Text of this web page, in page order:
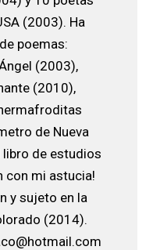
(2003). Ha
poemas:
(2003),
(2010),
de Nueva
libro de estudios
con mi astucia!
y sujeto en la
(2014).